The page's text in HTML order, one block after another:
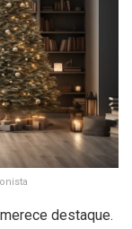
destaque.